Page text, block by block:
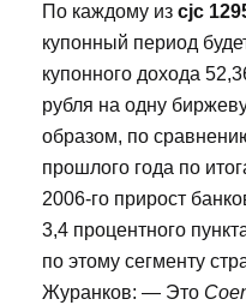
По каждому из cjc
купонный период
купонного дохода
рубля на одну
образом, по
прошлого года по
2006-го прирост
3,4 процентного
по этому сегменту
Журанков: — Это